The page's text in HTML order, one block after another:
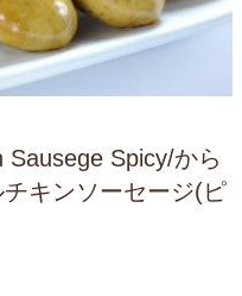
Spicy/から
キンソーセージ(ピ